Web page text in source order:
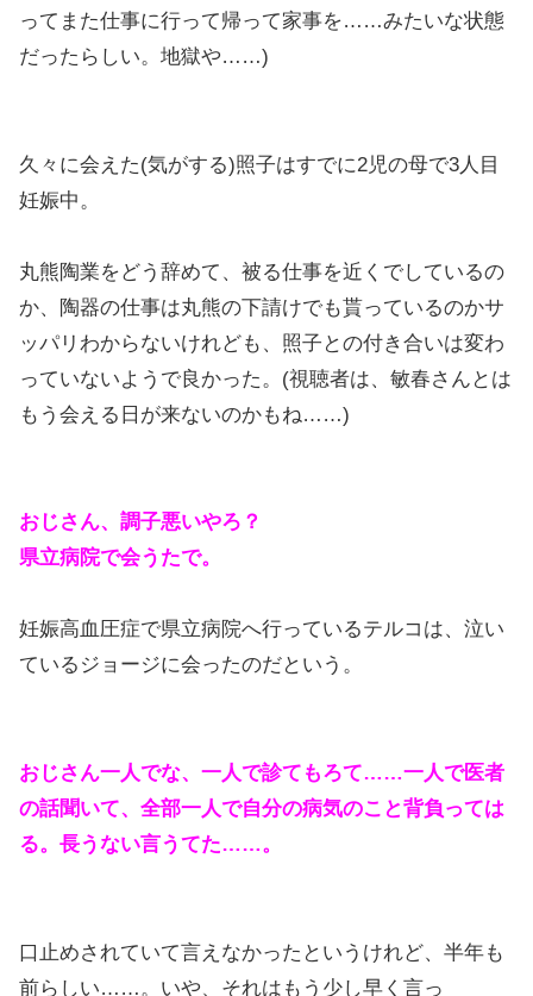
ってまた仕事に行って帰って家事を……みたいな状態
だったらしい。地獄や……)
久々に会えた(気がする)照子はすでに2児の母で3人目
妊娠中。
丸熊陶業をどう辞めて、被る仕事を近くでしているの
か、陶器の仕事は丸熊の下請けでも貰っているのかサ
ッパリわからないけれども、照子との付き合いは変わ
っていないようで良かった。(視聴者は、敏春さんとは
もう会える日が来ないのかもね……)
おじさん、調子悪いやろ？
県立病院で会うたで。
妊娠高血圧症で県立病院へ行っているテルコは、泣い
ているジョージに会ったのだという。
おじさん一人でな、一人で診てもろて……一人で医者
の話聞いて、全部一人で自分の病気のこと背負っては
る。長うない言うてた……。
口止めされていて言えなかったというけれど、半年も
前らしい……。いや、それはもう少し早く言っ